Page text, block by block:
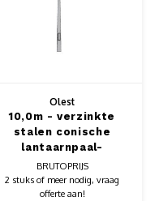
Olest
10,0m - verzinkte
stalen conische
lantaarnpaal-
lichtmast, lengte
10,0m, topmaat 76mm
BRUTOPRIJS
2 stuks of meer nodig, vraag
offerte aan!